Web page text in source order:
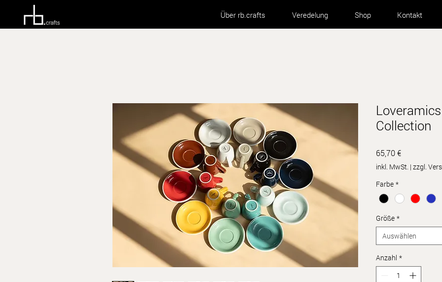
Über rb.crafts Veredelung Shop Kontakt
Collection
65,70 €Preis
inkl. MwSt. | zzgl.
Farbe *
Größe *
Auswählen
Anzahl *